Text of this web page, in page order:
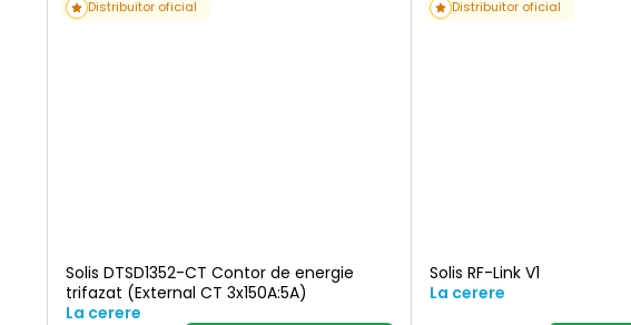
u
Distribuitor oficial
Solis DTSD1352-CT Contor de energie
trifazat (External CT 3x150A:5A)
La cerere
Distribuitor oficial
Solis RF-Link V1
La cerere